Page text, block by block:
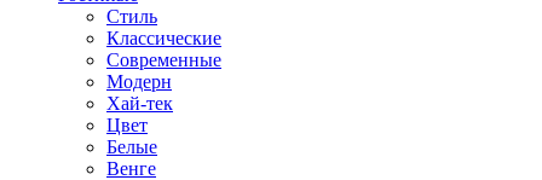
Стиль
Классические
Современные
Модерн
Хай-тек
Цвет
Белые
Венге